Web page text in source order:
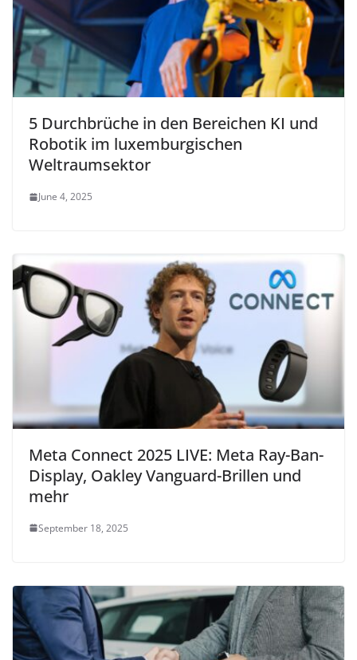
5 Durchbrüche in den Bereichen KI und
Robotik im luxemburgischen
Weltraumsektor
June 4, 2025
Meta Connect 2025 LIVE: Meta Ray-Ban-
Display, Oakley Vanguard-Brillen und
mehr
September 18, 2025